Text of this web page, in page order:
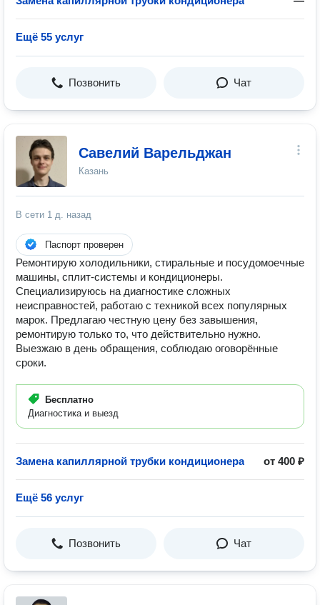
Ещё 55 услуг
Позвонить Чат
Савелий Варельджан
Казань
В сети 1 д. назад
Паспорт проверен
Ремонтирую холодильники, стиральные и посудомоечные
машины, сплит-системы и кондиционеры.
Специализируюсь на диагностике сложных
неисправностей, работаю с техникой всех популярных
марок. Предлагаю честную цену без завышения,
ремонтирую только то, что действительно нужно.
Выезжаю в день обращения, соблюдаю оговорённые
сроки.
Бесплатно
Диагностика и выезд
Замена капиллярной трубки кондиционера от 400 ₽
Ещё 56 услуг
Позвонить Чат